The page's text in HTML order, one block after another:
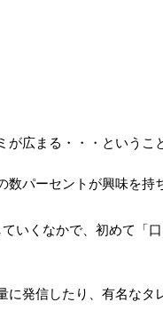
広まる・・・というこ
数パーセントが興味を持
いくなかで、初めて「
に発信したり、有名なタ